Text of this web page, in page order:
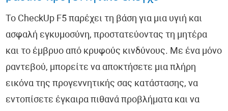
Το CheckUp F5 παρέχει τη βάση για μια υγιή και
ασφαλή εγκυμοσύνη, προστατεύοντας τη μητέρα
και το έμβρυο από κρυφούς κινδύνους. Με ένα μόνο
ραντεβού, μπορείτε να αποκτήσετε μια πλήρη
εικόνα της προγεννητικής σας κατάστασης, να
εντοπίσετε έγκαιρα πιθανά προβλήματα και να